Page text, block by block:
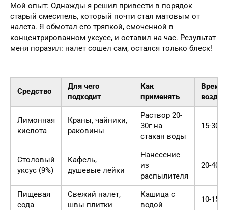
Мой опыт: Однажды я решил привести в порядок
старый смеситель, который почти стал матовым от
налета. Я обмотал его тряпкой, смоченной в
концентрированном уксусе, и оставил на час. Результат
меня поразил: налет сошел сам, остался только блеск!
Средство
Для чего
подходит
Как
применять
Время
Лимонная
кислота
Краны, чайники,
раковины
Раствор 20-
30г на
стакан воды
15-30
Столовый
уксус (9%)
Кафель,
душевые лейки
Нанесение
из
распылителя
20-40
Пищевая
сода
Свежий налет,
швы плитки
Кашица с
водой
10-15